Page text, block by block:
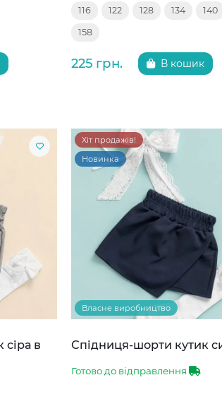
116 122 128 134 140
158
225 грн. В кошик
в
Хіт продажів!
Новинка
Власне виробництво
Спідниця-шорти кутик
Готово до відправлення